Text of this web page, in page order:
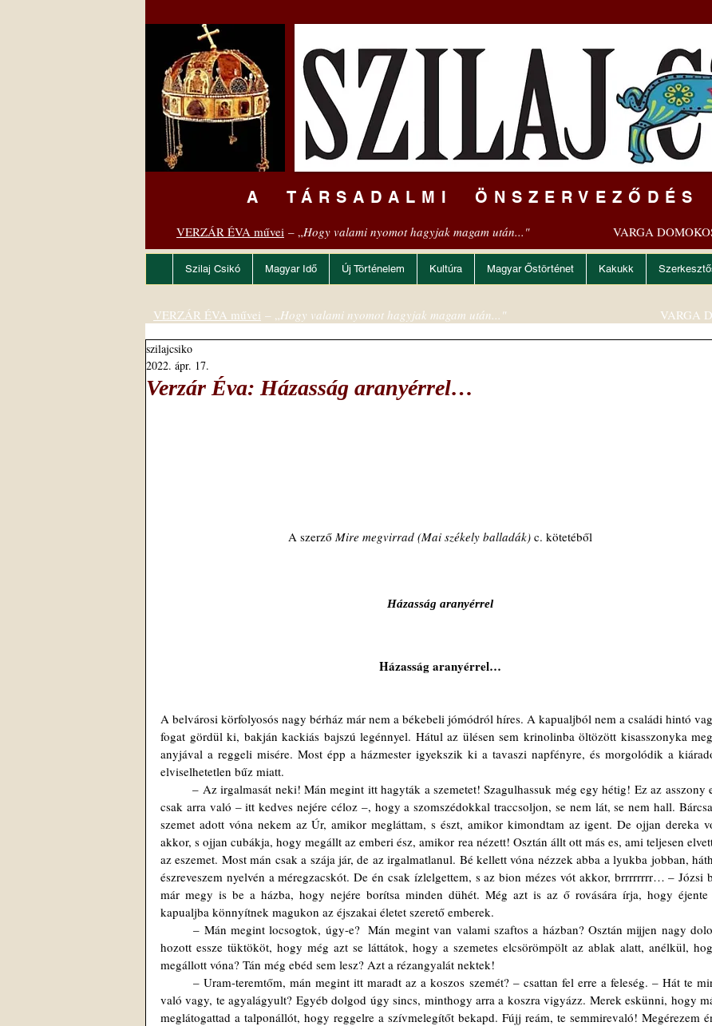
A TÁRSADALMI ÖNSZERVEZŐDÉS
VERZÁR ÉVA művei – „Hogy valami nyomot hagyjak magam után..." VARGA
Szilaj Csikó Magyar Idő Új Történelem Kultúra Magyar Őstörténet Kakukk
Verzár Éva: Házasság aranyérrel…
szilajcsiko
2022. ápr. 17.
A szerző Mire megvirrad (Mai székely balladák) c. kötetéből
Házasság aranyérrel
Házasság aranyérrel…
A belvárosi körfolyosós nagy bérház már nem a békebeli jómódról híres. A kapualjból nem a családi hintó
fogat gördül ki, bakján kackiás bajszú legénnyel. Hátul az ülésen sem krinolinba öltözött kisasszonyka
anyjával a reggeli misére. Most épp a házmester igyekszik ki a tavaszi napfényre, és morgolódik a
elviselhetetlen bűz miatt.
	– Az irgalmasát neki! Mán megint itt hagyták a szemetet! Szagulhassuk még egy hétig! Ez az asszony es
csak arra való – itt kedves nejére céloz –, hogy a szomszédokkal traccsoljon, se nem lát, se nem hall.
szemet adott vóna nekem az Úr, amikor megláttam, s észt, amikor kimondtam az igent. De ojjan dereka
akkor, s ojjan cubákja, hogy megállt az emberi ész, amikor rea nézett! Osztán állt ott más es, ami teljesen
az eszemet. Most mán csak a szája jár, de az irgalmatlanul. Bé kellett vóna nézzek abba a lyukba jobban,
észreveszem nyelvén a méregzacskót. De én csak ízlelgettem, s az bion mézes vót akkor, brrrrrrrr… – Józsi
már megy is be a házba, hogy nejére borítsa minden dühét. Még azt is az ő rovására írja, hogy éjente
kapualjba könnyítnek magukon az éjszakai életet szerető emberek.
	– Mán megint locsogtok, úgy-e?  Mán megint van valami szaftos a házban? Osztán mijjen nagy dolog
hozott essze tüktököt, hogy még azt se láttátok, hogy a szemetes elcsörömpölt az ablak alatt, anélkül,
megállott vóna? Tán még ebéd sem lesz? Azt a rézangyalát nektek!
	– Uram-teremtőm, mán megint itt maradt az a koszos szemét? – csattan fel erre a feleség. – Hát te mire
való vagy, te agyalágyult? Egyéb dolgod úgy sincs, minthogy arra a koszra vigyázz. Merek eskünni, hogy
meglátogattad a talponállót, hogy reggelre a szívmelegítőt bekapd. Fújj reám, te semmirevaló! Megérezem
VERZÁR ÉVA művei – „Hogy valami nyomot hagyjak magam után..." VARGA